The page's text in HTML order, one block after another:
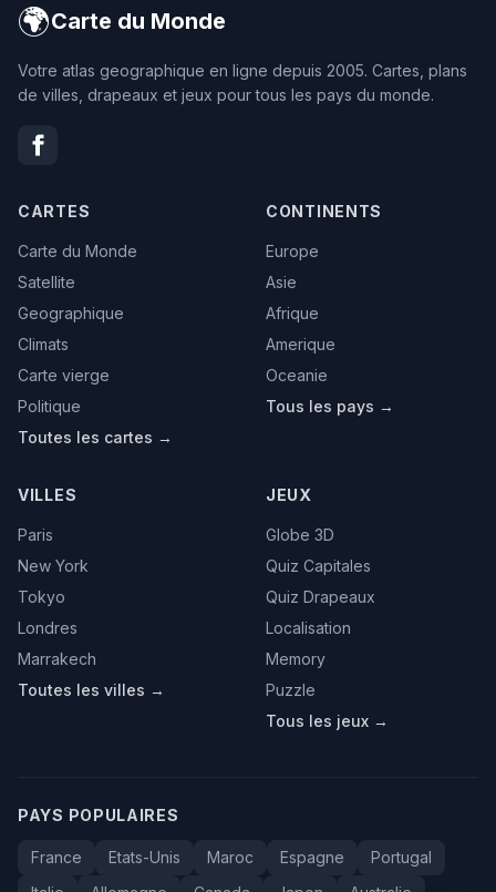
🌍Carte du Monde
Votre atlas geographique en ligne depuis 2005. Cartes, plans
de villes, drapeaux et jeux pour tous les pays du monde.
CARTES
Carte du Monde
Satellite
Geographique
Climats
Carte vierge
Politique
Toutes les cartes →
CONTINENTS
Europe
Asie
Afrique
Amerique
Oceanie
Tous les pays →
VILLES
Paris
New York
Tokyo
Londres
Marrakech
Toutes les villes →
JEUX
Globe 3D
Quiz Capitales
Quiz Drapeaux
Localisation
Memory
Puzzle
Tous les jeux →
PAYS POPULAIRES
France Etats-Unis Maroc Espagne
Portugal